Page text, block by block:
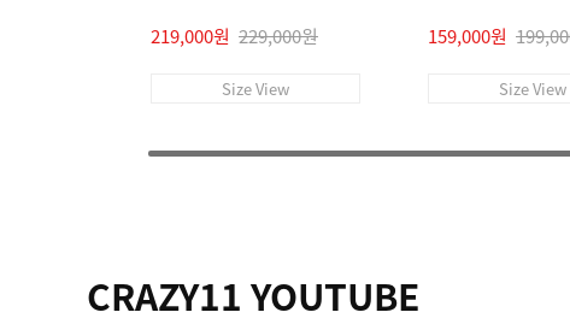
219,000원 229,000원
Size View
159,000원
Size View
CRAZY11 YOUTUBE